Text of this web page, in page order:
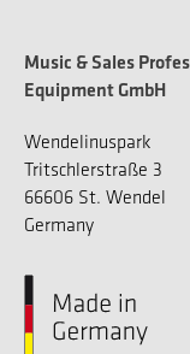
Music & Sales
Equipment GmbH
Wendelinuspark
Tritschlerstraße 3
66606 St. Wendel
Germany